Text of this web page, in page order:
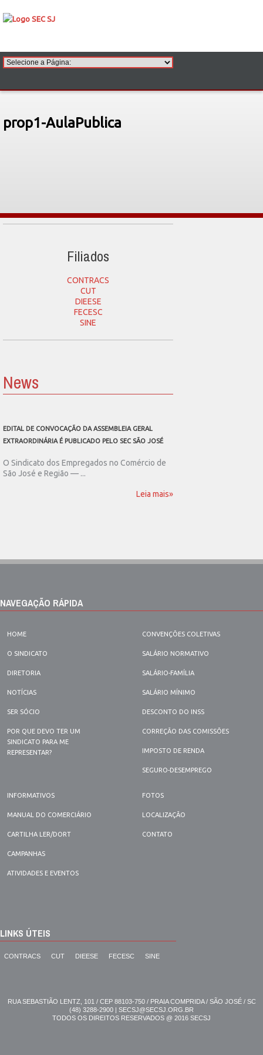
prop1-AulaPublica
Filiados
CONTRACS
CUT
DIEESE
FECESC
SINE
News
EDITAL DE CONVOCAÇÃO DA ASSEMBLEIA GERAL
EXTRAORDINÁRIA É PUBLICADO PELO SEC SÃO JOSÉ
O Sindicato dos Empregados no Comércio de
São José e Região — ...
Leia mais»
NAVEGAÇÃO RÁPIDA
HOME
O SINDICATO
DIRETORIA
NOTÍCIAS
SER SÓCIO
POR QUE DEVO TER UM
SINDICATO PARA ME
REPRESENTAR?
CONVENÇÕES COLETIVAS
SALÁRIO NORMATIVO
SALÁRIO-FAMÍLIA
SALÁRIO MÍNIMO
DESCONTO DO INSS
CORREÇÃO DAS COMISSÕES
IMPOSTO DE RENDA
SEGURO-DESEMPREGO
INFORMATIVOS
MANUAL DO COMERCIÁRIO
CARTILHA LER/DORT
CAMPANHAS
ATIVIDADES E EVENTOS
FOTOS
LOCALIZAÇÃO
CONTATO
LINKS ÚTEIS
CONTRACS CUT DIEESE FECESC SINE
RUA SEBASTIÃO LENTZ, 101 / CEP 88103-750 / PRAIA COMPRIDA / SÃO JOSÉ / SC
(48) 3288-2900 | SECSJ@SECSJ.ORG.BR
TODOS OS DIREITOS RESERVADOS @ 2016 SECSJ